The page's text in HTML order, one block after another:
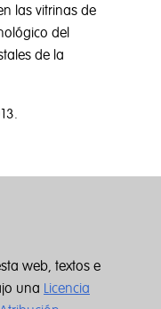
las vitrinas de
del
de la
web, textos e
una Licencia